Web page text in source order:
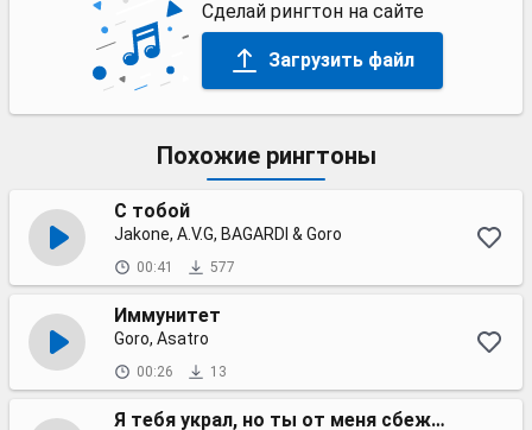
Сделай рингтон на сайте
Загрузить файл
Похожие рингтоны
С тобой
Jakone, A.V.G, BAGARDI & Goro
00:41 577
Иммунитет
Goro, Asatro
00:26 13
Я тебя украл, но ты от меня сбежала